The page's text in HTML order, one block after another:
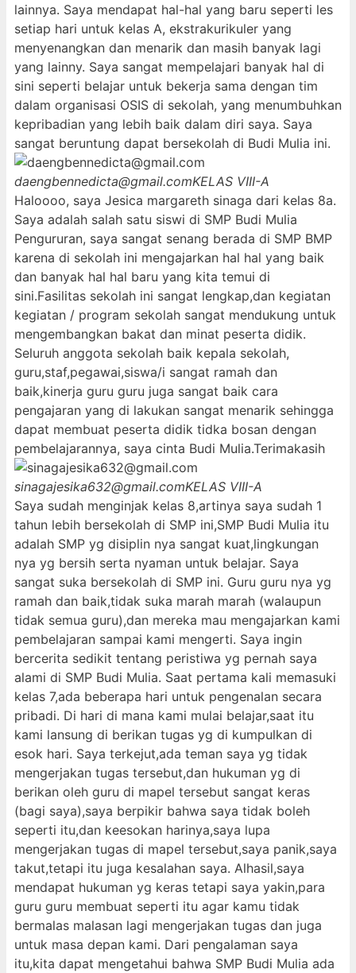
lainnya. Saya mendapat hal-hal yang baru seperti les
setiap hari untuk kelas A, ekstrakurikuler yang
menyenangkan dan menarik dan masih banyak lagi
yang lainny. Saya sangat mempelajari banyak hal di
sini seperti belajar untuk bekerja sama dengan tim
dalam organisasi OSIS di sekolah, yang menumbuhkan
kepribadian yang lebih baik dalam diri saya. Saya
sangat beruntung dapat bersekolah di Budi Mulia ini.
daengbennedicta@gmail.comKELAS VIII-A
Haloooo, saya Jesica margareth sinaga dari kelas 8a.
Saya adalah salah satu siswi di SMP Budi Mulia
Pengururan, saya sangat senang berada di SMP BMP
karena di sekolah ini mengajarkan hal hal yang baik
dan banyak hal hal baru yang kita temui di
sini.Fasilitas sekolah ini sangat lengkap,dan kegiatan
kegiatan / program sekolah sangat mendukung untuk
mengembangkan bakat dan minat peserta didik.
Seluruh anggota sekolah baik kepala sekolah,
guru,staf,pegawai,siswa/i sangat ramah dan
baik,kinerja guru guru juga sangat baik cara
pengajaran yang di lakukan sangat menarik sehingga
dapat membuat peserta didik tidka bosan dengan
pembelajarannya, saya cinta Budi Mulia.Terimakasih
sinagajesika632@gmail.comKELAS VIII-A
Saya sudah menginjak kelas 8,artinya saya sudah 1
tahun lebih bersekolah di SMP ini,SMP Budi Mulia itu
adalah SMP yg disiplin nya sangat kuat,lingkungan
nya yg bersih serta nyaman untuk belajar. Saya
sangat suka bersekolah di SMP ini. Guru guru nya yg
ramah dan baik,tidak suka marah marah (walaupun
tidak semua guru),dan mereka mau mengajarkan kami
pembelajaran sampai kami mengerti. Saya ingin
bercerita sedikit tentang peristiwa yg pernah saya
alami di SMP Budi Mulia. Saat pertama kali memasuki
kelas 7,ada beberapa hari untuk pengenalan secara
pribadi. Di hari di mana kami mulai belajar,saat itu
kami lansung di berikan tugas yg di kumpulkan di
esok hari. Saya terkejut,ada teman saya yg tidak
mengerjakan tugas tersebut,dan hukuman yg di
berikan oleh guru di mapel tersebut sangat keras
(bagi saya),saya berpikir bahwa saya tidak boleh
seperti itu,dan keesokan harinya,saya lupa
mengerjakan tugas di mapel tersebut,saya panik,saya
takut,tetapi itu juga kesalahan saya. Alhasil,saya
mendapat hukuman yg keras tetapi saya yakin,para
guru guru membuat seperti itu agar kamu tidak
bermalas malasan lagi mengerjakan tugas dan juga
untuk masa depan kami. Dari pengalaman saya
itu,kita dapat mengetahui bahwa SMP Budi Mulia ada